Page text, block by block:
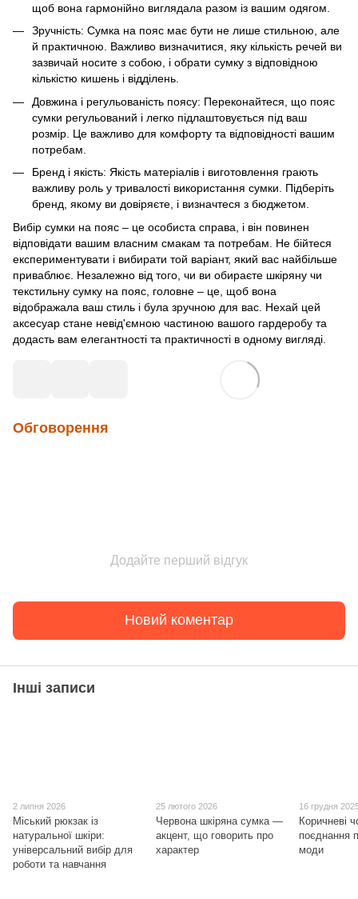
щоб вона гармонійно виглядала разом із вашим одягом.
Зручність: Сумка на пояс має бути не лише стильною, але
й практичною. Важливо визначитися, яку кількість речей ви
зазвичай носите з собою, і обрати сумку з відповідною
кількістю кишень і відділень.
Довжина і регульованість поясу: Переконайтеся, що пояс
сумки регульований і легко підлаштовується під ваш
розмір. Це важливо для комфорту та відповідності вашим
потребам.
Бренд і якість: Якість матеріалів і виготовлення грають
важливу роль у тривалості використання сумки. Підберіть
бренд, якому ви довіряєте, і визначтеся з бюджетом.
Вибір сумки на пояс – це особиста справа, і він повинен
відповідати вашим власним смакам та потребам. Не бійтеся
експериментувати і вибирати той варіант, який вас найбільше
приваблює. Незалежно від того, чи ви обираєте шкіряну чи
текстильну сумку на пояс, головне – це, щоб вона
відображала ваш стиль і була зручною для вас. Нехай цей
аксесуар стане невід'ємною частиною вашого гардеробу та
додасть вам елегантності та практичності в одному вигляді.
Обговорення
Додайте перший відгук
Новий коментар
Інші записи
2 липня 2026
Міський рюкзак із
натуральної шкіри:
універсальний вибір для
роботи та навчання
25 лютого 2026
Червона шкіряна сумка —
акцент, що говорить про
характер
16 грудня
Коричневі
поєднання
моди